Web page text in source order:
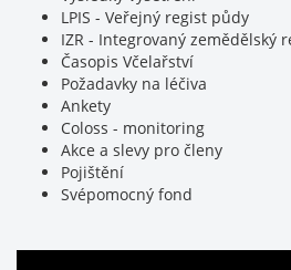
LPIS - Veřejný regist půdy
IZR - Integrovaný zemědělský
Časopis Včelařství
Požadavky na léčiva
Ankety
Coloss - monitoring
Akce a slevy pro členy
Pojištění
Svépomocný fond